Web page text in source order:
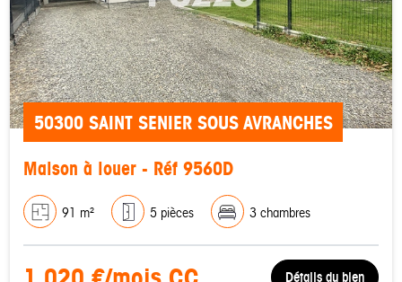
50300 SAINT SENIER SOUS AVRANCHES
Maison à louer - Réf 9560D
91 m² 5 pièces 3 chambres
Détails du bien